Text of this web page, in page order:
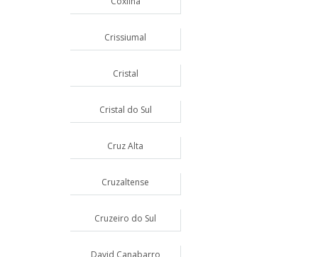
Crissiumal
Cristal
Cristal do Sul
Cruz Alta
Cruzaltense
Cruzeiro do Sul
David Canabarro